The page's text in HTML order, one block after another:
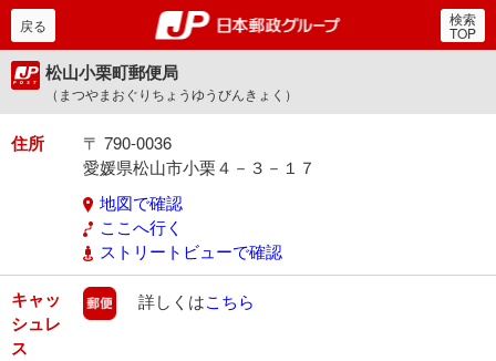
郵便局・日本郵政グルー
戻る 検索
TOP
松山小栗町郵便局
（まつやまおぐりちょうゆうびんきょく）
住所
〒 790-0036
愛媛県松山市小栗４－３－１７
地図で確認
ここへ行く
ストリートビューで確認
キャッ
シュレ
ス
郵便
詳しくはこちら